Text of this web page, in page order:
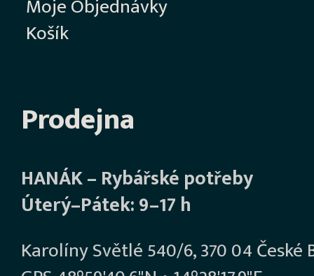
Moje Objednávky
Košík
Prodejna
HANÁK – Rybářské potřeby
Úterý–Pátek: 9–17 h
Karolíny Světlé 540/6, 370 04 České